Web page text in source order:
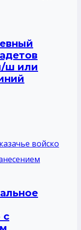
ш или
с